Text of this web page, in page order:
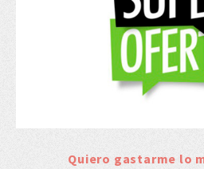
Quiero gastarme lo